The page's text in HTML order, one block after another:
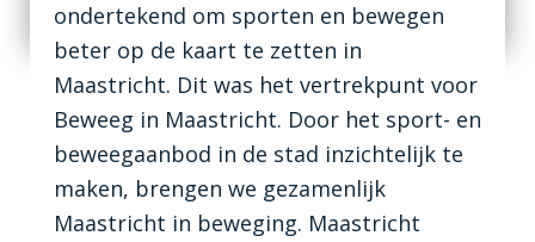
ondertekend om sporten en bewegen
beter op de kaart te zetten in
Maastricht. Dit was het vertrekpunt voor
Beweeg in Maastricht. Door het sport- en
beweegaanbod in de stad inzichtelijk te
maken, brengen we gezamenlijk
Maastricht in beweging. Maastricht